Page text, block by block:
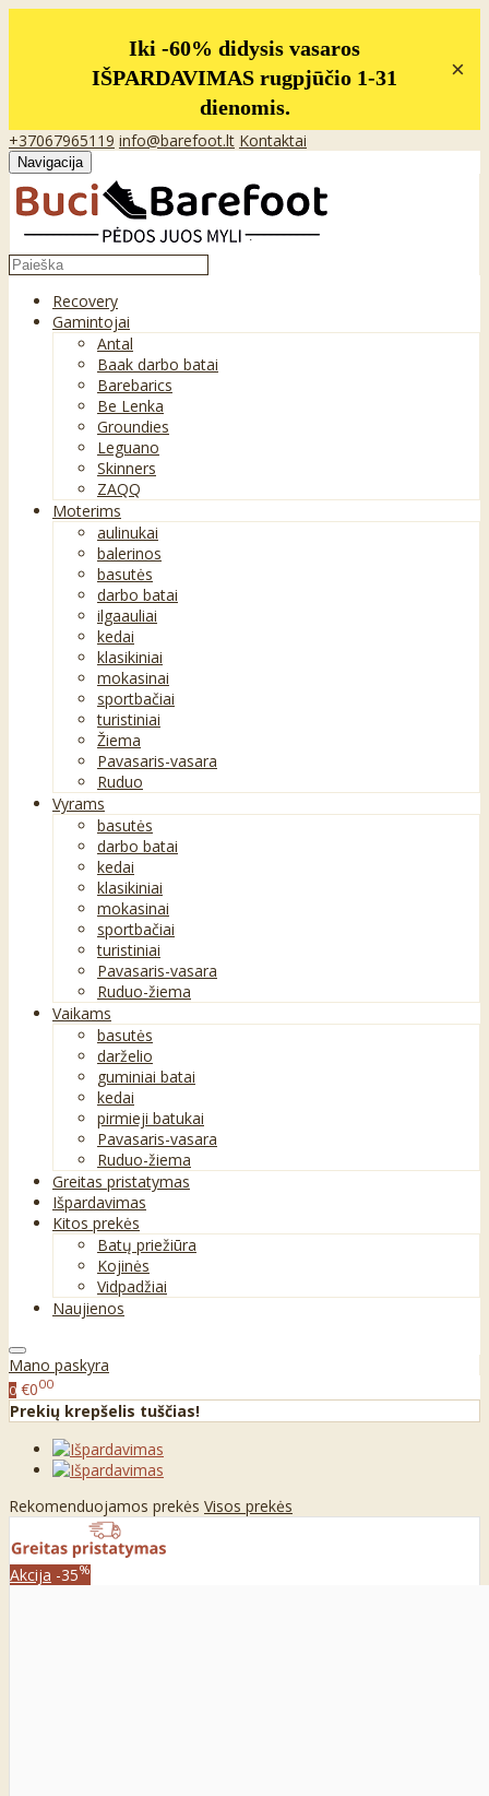
Iki -60% didysis vasaros
IŠPARDAVIMAS rugpjūčio 1-31
dienomis.
×
+37067965119 info@barefoot.lt Kontaktai
Navigacija
Recovery
Gamintojai
Antal
Baak darbo batai
Barebarics
Be Lenka
Groundies
Leguano
Skinners
ZAQQ
Moterims
aulinukai
balerinos
basutės
darbo batai
ilgaauliai
kedai
klasikiniai
mokasinai
sportbačiai
turistiniai
Žiema
Pavasaris-vasara
Ruduo
Vyrams
basutės
darbo batai
kedai
klasikiniai
mokasinai
sportbačiai
turistiniai
Pavasaris-vasara
Ruduo-žiema
Vaikams
basutės
darželio
guminiai batai
kedai
pirmieji batukai
Pavasaris-vasara
Ruduo-žiema
Greitas pristatymas
Išpardavimas
Kitos prekės
Batų priežiūra
Kojinės
Vidpadžiai
Naujienos
Mano paskyra
0 €000
Prekių krepšelis tuščias!
Rekomenduojamos prekės Visos prekės
Akcija -35%